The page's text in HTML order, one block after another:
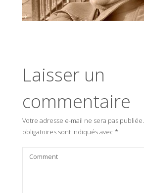
Laisser un
commentaire
Votre adresse e-mail ne sera pas publiée.
obligatoires sont indiqués avec *